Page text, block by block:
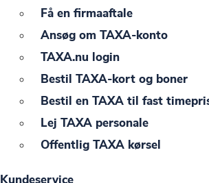
Få en firmaaftale
Ansøg om TAXA-konto
TAXA.nu login
Bestil TAXA-kort og boner
Bestil en TAXA til fast
Lej TAXA personale
Offentlig TAXA kørsel
Kundeservice